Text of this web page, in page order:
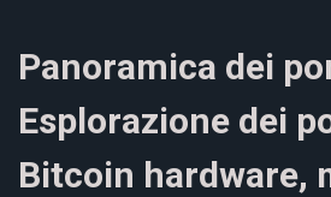
Panoramica dei
Esplorazione dei
Bitcoin hardware,